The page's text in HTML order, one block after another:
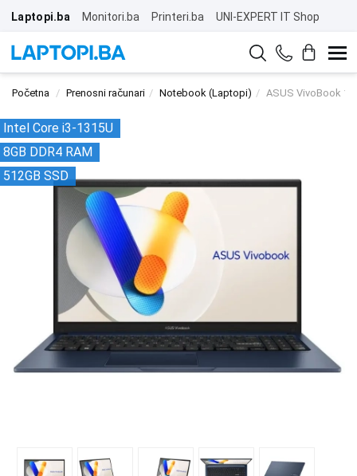
Laptopi.ba Monitori.ba Printeri.ba UNI-EXPERT IT Shop
Početna Prenosni računari Notebook (Laptopi) ASUS VivoBook
Intel Core i3-1315U
8GB DDR4 RAM
512GB SSD